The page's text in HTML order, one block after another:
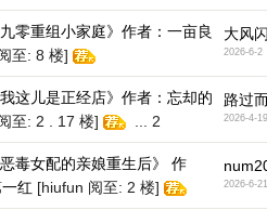
零重组小家庭》作者：一亩良
至: 8 楼]
大风
2026-6-2
这儿是正经店》作者：忘却的
至: 2 . 17 楼] 2
路过
2026-4-19
毒女配的亲娘重生后》 作
红 [hiufun 阅至: 2 楼] 2026-6-21